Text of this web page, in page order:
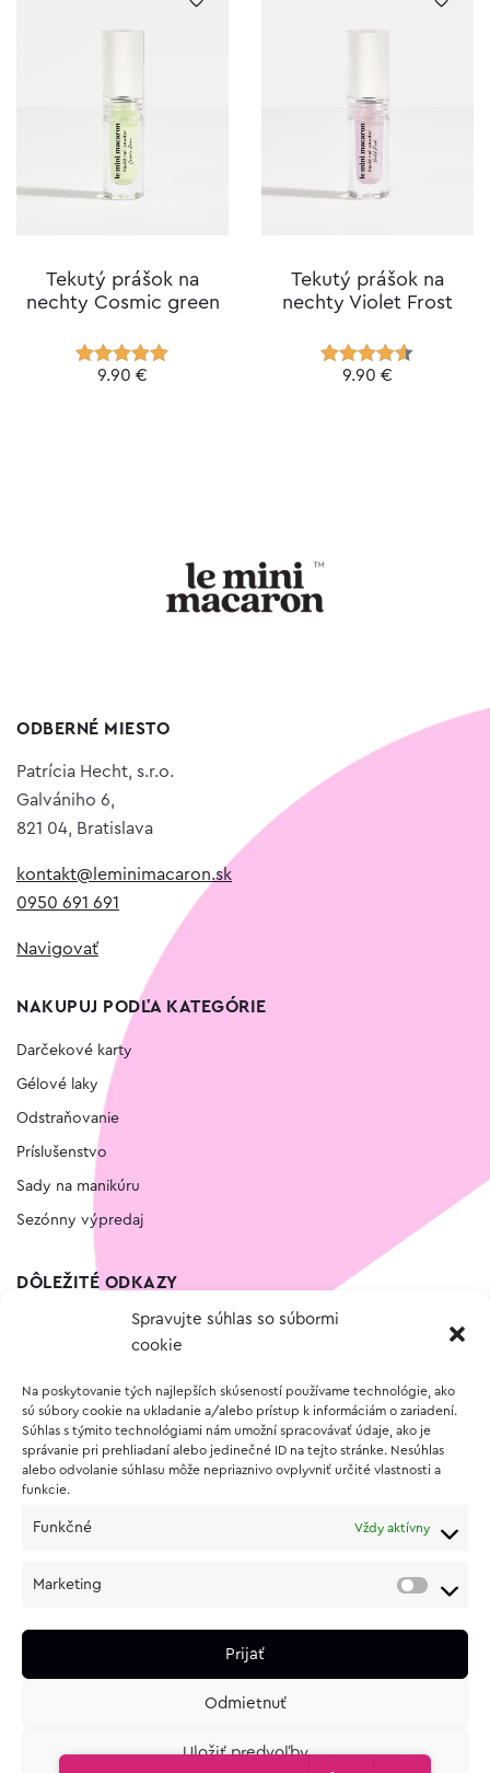
Spravujte súhlas so súbormi
cookie
Na poskytovanie tých najlepších skúseností používame technológie, ako
sú súbory cookie na ukladanie a/alebo prístup k informáciám o zariadení.
Súhlas s týmito technológiami nám umožní spracovávať údaje, ako je
správanie pri prehliadaní alebo jedinečné ID na tejto stránke. Nesúhlas
alebo odvolanie súhlasu môže nepriaznivo ovplyvniť určité vlastnosti a
funkcie.
Funkčné Vždy aktívny
Marketing
Prijať
Odmietnuť
Uložiť predvoľby
Tekutý prášok na
nechty Cosmic green
Hodnotenie
9.90 €
Tekutý prášok na
nechty Violet Frost
Hodnotenie
9.90 €
ODBERNÉ MIESTO
Patrícia Hecht, s.r.o.
Galvániho 6,
821 04, Bratislava
kontakt@leminimacaron.sk
0950 691 691
Navigovať
NAKUPUJ PODĽA KATEGÓRIE
Darčekové karty
Gélové laky
Odstraňovanie
Príslušenstvo
Sady na manikúru
Sezónny výpredaj
DÔLEŽITÉ ODKAZY
Vernostný program
O NÁKUPE
Vrátenie a reklamácia tovaru